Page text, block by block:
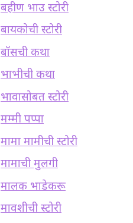
बहीण भाउ स्टोरी
बायकोची स्टोरी
बॉसची कथा
भाभीची कथा
भावासोबत स्टोरी
मम्मी पप्पा
मामा मामीची स्टोरी
मामाची मुलगी
मालक भाडेकरू
मावशीची स्टोरी